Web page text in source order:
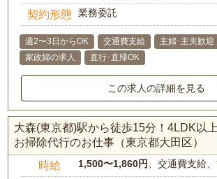
契約形態 業務委託
週2〜3日からOK 交通費支給 主婦･主夫歓迎
家政婦の求人
直行･直帰OK
この求人の詳細を見る
大森(東京都)駅から徒歩15分！4LDK以
お掃除代行のお仕事（東京都大田区）
時給 1,500〜1,860円 、交通費支給